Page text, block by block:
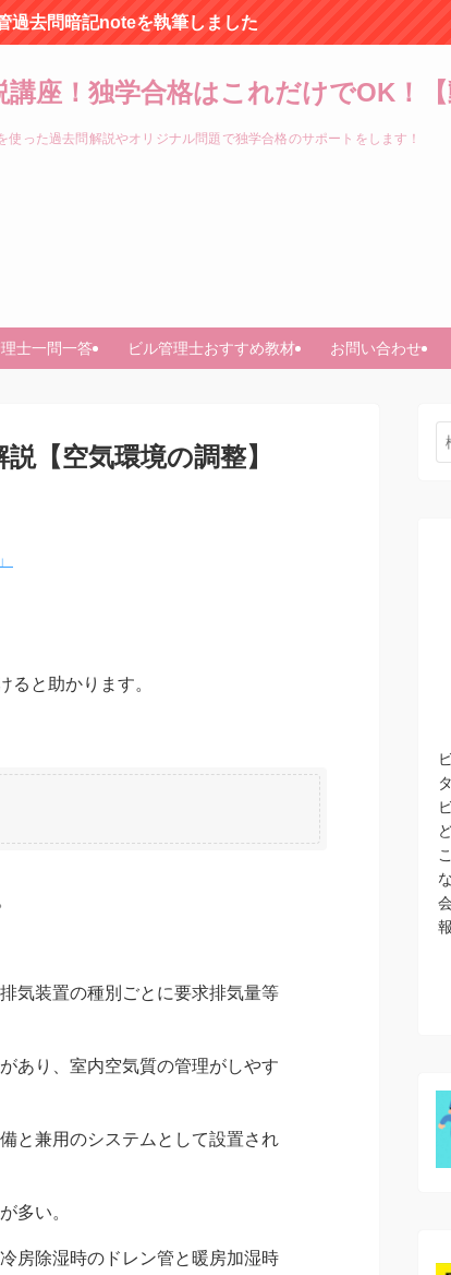
過去問暗記noteを執筆しました
座！独学合格はこれだけでOK！【
った過去問解説やオリジナル問題で独学合格のサポートをします！
士一問一答 ビル管理士おすすめ教材 お問い合わせ
【空気環境の調整】
と助かります。
気装置の種別ごとに要求排気量等
あり、室内空気質の管理がしやす
と兼用のシステムとして設置され
多い。
房除湿時のドレン管と暖房加湿時